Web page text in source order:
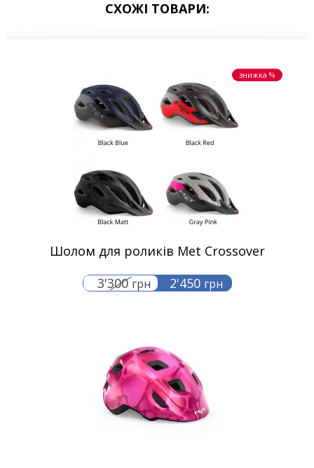
СХОЖІ ТОВАРИ:
знижка %
Шолом для роликів Met Crossover
3'300грн 2'450 грн